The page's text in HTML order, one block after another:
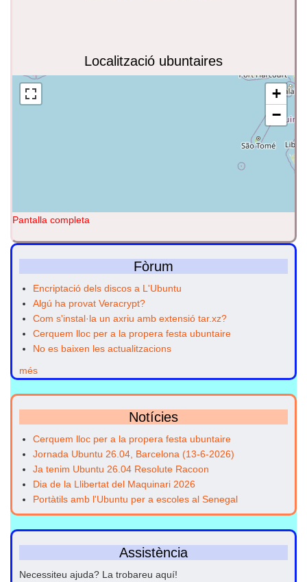
Localització ubuntaires
+
−
Pantalla completa
Fòrum
Encriptació dels discos a L'Ubuntu
Algú ha provat Veracrypt?
Com s'instal·la un axriu amb extensió tar.xz?
Cerquem lloc per a la propera festa ubuntaire
No es baixen les actualitzacions
més
Notícies
Cerquem lloc per a la propera festa ubuntaire
Jornada Ubuntu 26.04, Barcelona (13-6-2026)
Ja tenim Ubuntu 26.04 Resolute Racoon
Dia de la Llibertat del Maquinari 2026
Portàtils amb l'Ubuntu per a escoles al Senegal
Assistència
Necessiteu ajuda? La trobareu aquí!